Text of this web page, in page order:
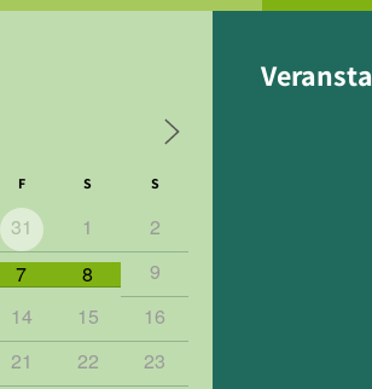
F S S
31 1
2
7 8
9
14 15
16
21 22
23